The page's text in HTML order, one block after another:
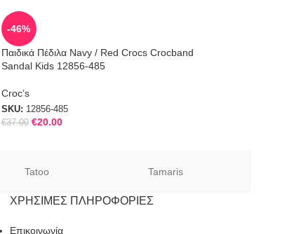
-46%
Παιδικά Πέδιλα Navy / Red Crocs Crocband
Sandal Kids 12856-485
Croc’s
SKU: 12856-485
€37.00 €20.00
Tatoo Tamaris
ΧΡΉΣΙΜΕΣ ΠΛΗΡΟΦΟΡΊΕΣ
Επικοινωνία